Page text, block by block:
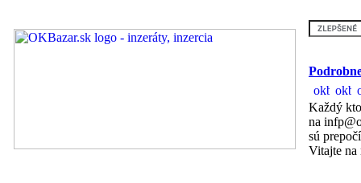
Každý
na
sú
Vitajte na